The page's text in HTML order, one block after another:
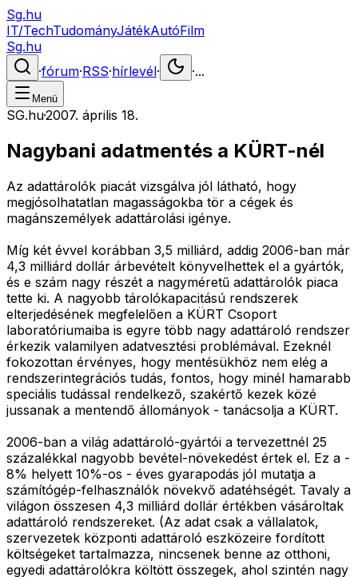
Sg.hu
IT/TechTudományJátékAutóFilm
Sg.hu
·fórum·RSS·hírlevél· ·...
Menü
SG.hu·2007. április 18.
Nagybani adatmentés a KÜRT-nél
Az adattárolók piacát vizsgálva jól látható, hogy
megjósolhatatlan magasságokba tör a cégek és
magánszemélyek adattárolási igénye.
Míg két évvel korábban 3,5 milliárd, addig 2006-ban már
4,3 milliárd dollár árbevételt könyvelhettek el a gyártók,
és e szám nagy részét a nagyméretű adattárolók piaca
tette ki. A nagyobb tárolókapacitású rendszerek
elterjedésének megfelelően a KÜRT Csoport
laboratóriumaiba is egyre több nagy adattároló rendszer
érkezik valamilyen adatvesztési problémával. Ezeknél
fokozottan érvényes, hogy mentésükhöz nem elég a
rendszerintegrációs tudás, fontos, hogy minél hamarabb
speciális tudással rendelkező, szakértő kezek közé
jussanak a mentendő állományok - tanácsolja a KÜRT.
2006-ban a világ adattároló-gyártói a tervezettnél 25
százalékkal nagyobb bevétel-növekedést értek el. Ez a -
8% helyett 10%-os - éves gyarapodás jól mutatja a
számítógép-felhasználók növekvő adatéhségét. Tavaly a
világon összesen 4,3 milliárd dollár értékben vásároltak
adattároló rendszereket. (Az adat csak a vállalatok,
szervezetek központi adattároló eszközeire fordított
költségeket tartalmazza, nincsenek benne az otthoni,
egyedi adattárolókra költött összegek, ahol szintén nagy